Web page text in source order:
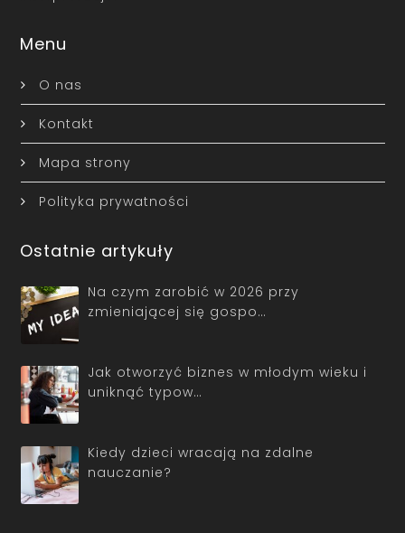
Menu
O nas
Kontakt
Mapa strony
Polityka prywatności
Ostatnie artykuły
Na czym zarobić w 2026 przy
zmieniającej się gospo…
Jak otworzyć biznes w młodym wieku i
uniknąć typow…
Kiedy dzieci wracają na zdalne
nauczanie?